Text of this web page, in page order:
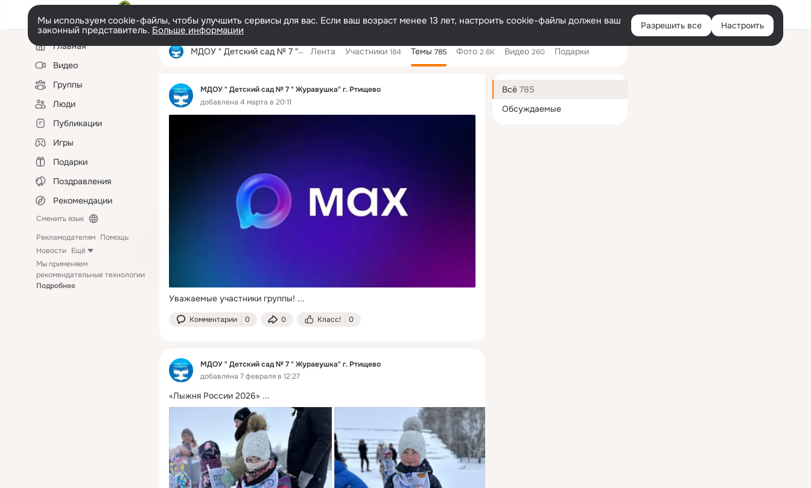
Войти
Мы используем cookie-файлы, чтобы улучшить сервисы для вас. Если ваш возраст менее 13 лет, настроить cookie-файлы должен ваш
законный представитель. Больше информации Разрешить все Настроить
Левая
колонкаГлавная
Видео
Группы
Люди
Публикации
Игры
Подарки
Поздравления
Рекомендации
Сменить язык
Рекламодателям Помощь
Новости Ещё
Мы применяем
рекомендательные технологии
Подробнее
МДОУ " Детский сад № 7 " Журавушка" г. Ртищево Лента Участники 184 Темы 785 Фото 2.6K Видео 260 Подарки
МДОУ " Детский сад № 7 " Журавушка" г. Ртищево
добавлена 4 марта в 20:11
Уважаемые участники группы! ...
Комментарии 0 0 Класс! 0
МДОУ " Детский сад № 7 " Журавушка" г. Ртищево
добавлена 7 февраля в 12:27
«Лыжня России 2026» ...
Дополнительная
колонка
Всё 785
Обсуждаемые